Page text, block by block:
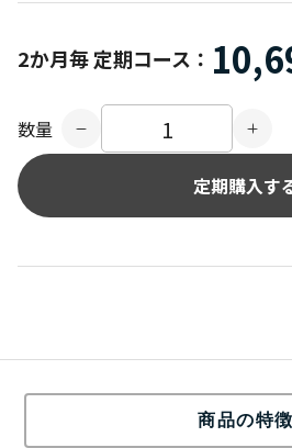
2か月毎 定期コース：
数量
商品の特徴